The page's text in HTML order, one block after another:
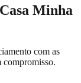
Minha
com as
compromisso.